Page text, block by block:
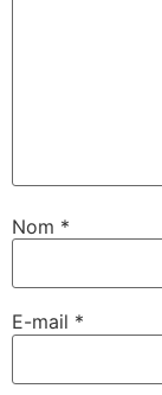
Nom *
E-mail *